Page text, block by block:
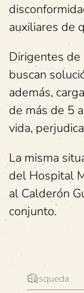
auxiliares de
Dirigentes de
buscan
además,
de más de 5
vida,
La misma
del Hospital
al Calderón
conjunto.